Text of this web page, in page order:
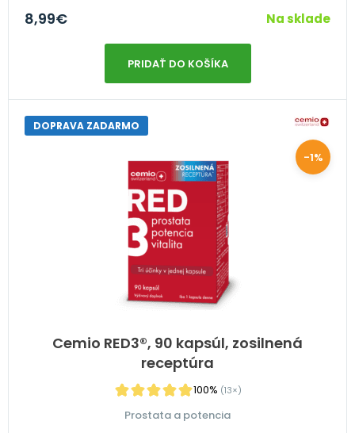
8,99€ Na sklade
PRIDAŤ DO KOŠÍKA
Cemio RED3®, 90 kapsúl, zosilnená
receptúra
100% (13×)
DOPRAVA ZADARMO
Prostata a potencia
-1%